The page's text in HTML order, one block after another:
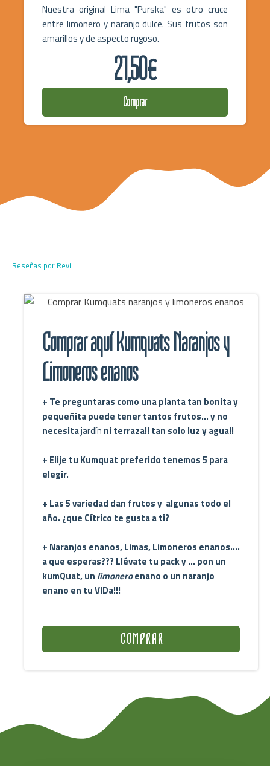
Nuestra original Lima "Purska" es otro cruce
entre limonero y naranjo dulce. Sus frutos son
amarillos y de aspecto rugoso.
21,50€
Comprar
Reseñas por Revi
Comprar aquí Kumquats Naranjos y
Limoneros enanos
+ Te preguntaras como una planta tan bonita y
pequeñita puede tener tantos frutos... y no
necesitajardín ni terraza!! tan solo luz y agua!!
+ Elije tu Kumquat preferido tenemos 5 para
elegir.
+ Las 5 variedad dan frutos y algunas todo el
año. ¿que Cítrico te gusta a ti?
+ Naranjos enanos, Limas, Limoneros enanos....
a que esperas??? Llévate tu pack y ... pon un
kumQuat, un limoneroenano o un naranjo
enano en tu VIDa!!!
C O M P R A R